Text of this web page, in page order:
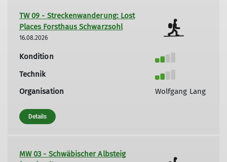
TW 09 - Streckenwanderung: Lost
Places Forsthaus Schwarzsohl
16.08.2026
Kondition
Technik
Organisation
Wolfgang Lang
Details
MW 03 - Schwäbischer Albsteig